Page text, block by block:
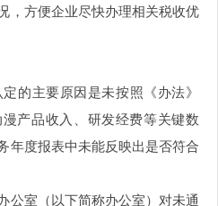
，方便企业尽快办理相关税收优
的主要原因是未按照《办法》
产品收入、研发经费等关键数
年度报表中未能反映出是否符合
公室（以下简称办公室）对未通